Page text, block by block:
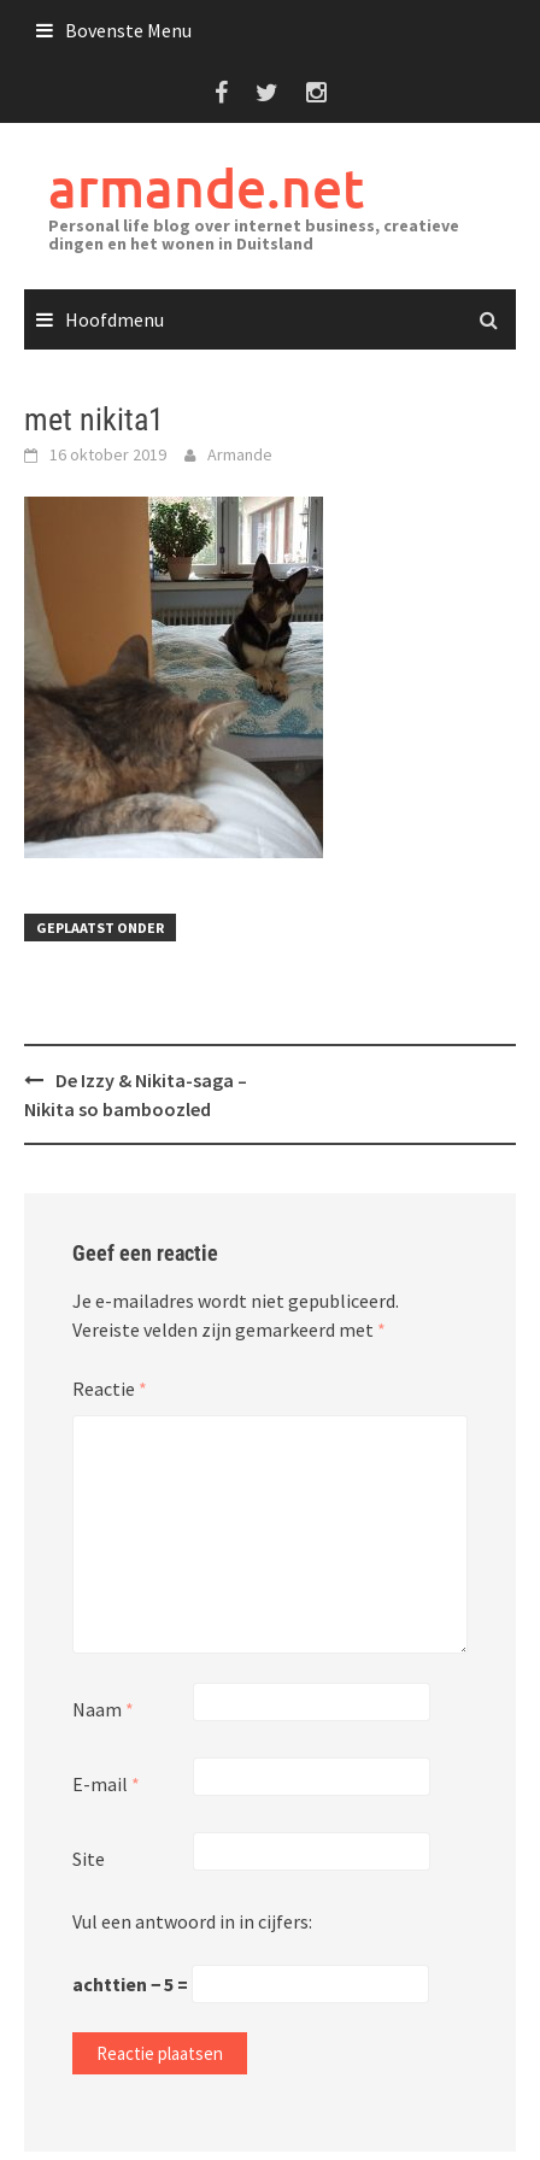
Bovenste Menu
armande.net
Personal life blog over internet business, creatieve
dingen en het wonen in Duitsland
Hoofdmenu
met nikita1
16 oktober 2019 Armande
GEPLAATST ONDER
Bericht
navigatie
De Izzy & Nikita-saga –
Nikita so bamboozled
Geef een reactie
Je e-mailadres wordt niet gepubliceerd.
Vereiste velden zijn gemarkeerd met *
Reactie *
Naam *
E-mail *
Site
Vul een antwoord in in cijfers:
achttien − 5 =